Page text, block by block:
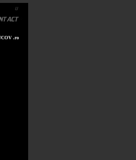
.ro